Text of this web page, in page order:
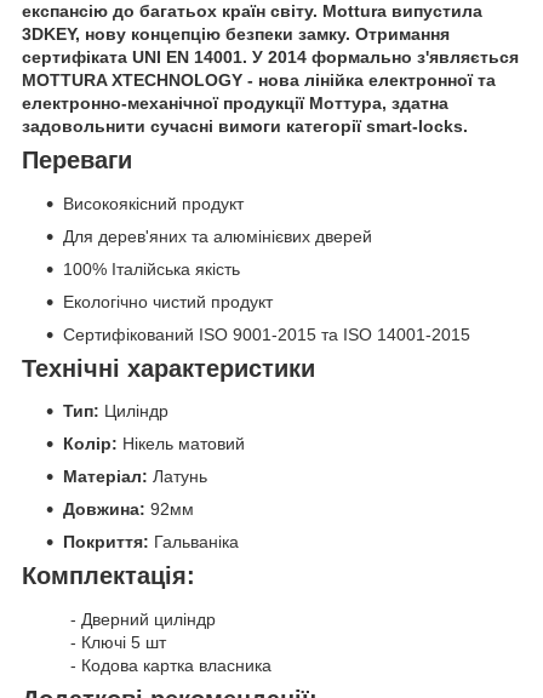
експансію до багатьох країн світу. Mottura випустила
3DKEY, нову концепцію безпеки замку. Отримання
сертифіката UNI EN 14001. У 2014 формально з'являється
MOTTURA XTECHNOLOGY - нова лінійка електронної та
електронно-механічної продукції Моттура, здатна
задовольнити сучасні вимоги категорії smart-locks.
Переваги
Високоякісний продукт
Для дерев'яних та алюмінієвих дверей
100% Італійська якість
Екологічно чистий продукт
Сертифікований ISO 9001-2015 та ISO 14001-2015
Технічні характеристики
Тип: Циліндр
Колір: Нікель матовий
Матеріал: Латунь
Довжина: 92мм
Покриття: Гальваніка
Комплектація:
- Дверний циліндр
- Ключі 5 шт
- Кодова картка власника